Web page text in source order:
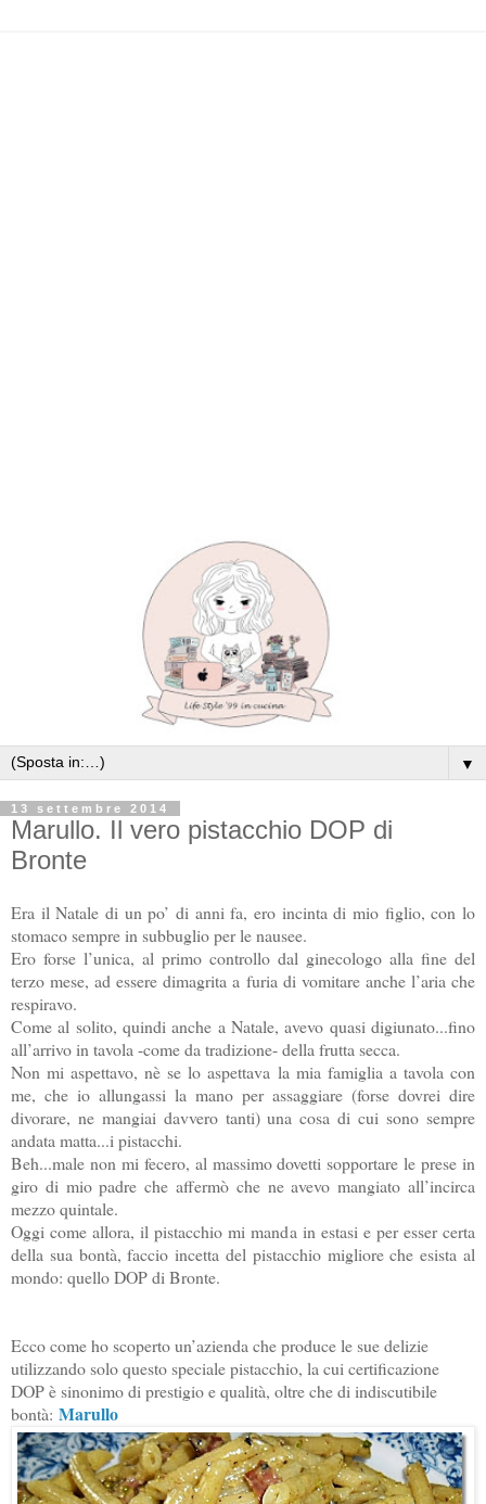
▼
13 settembre 2014
Marullo. Il vero pistacchio DOP di
Bronte
Era il Natale di un po’ di anni fa, ero incinta di mio figlio, con lo
stomaco sempre in subbuglio per le nausee.
Ero forse l’unica, al primo controllo dal ginecologo alla fine del
terzo mese, ad essere dimagrita a furia di vomitare anche l’aria che
respiravo.
Come al solito, quindi anche a Natale, avevo quasi digiunato...fino
all’arrivo in tavola -come da tradizione- della frutta secca.
Non mi aspettavo, nè se lo aspettava la mia famiglia a tavola con
me, che io allungassi la mano per assaggiare (forse dovrei dire
divorare, ne mangiai davvero tanti) una cosa di cui sono sempre
andata matta...i pistacchi.
Beh...male non mi fecero, al massimo dovetti sopportare le prese in
giro di mio padre che affermò che ne avevo mangiato all’incirca
mezzo quintale.
Oggi come allora, il pistacchio mi manda in estasi e per esser certa
della sua bontà, faccio incetta del pistacchio migliore che esista al
mondo: quello DOP di Bronte.
Ecco come ho scoperto un’azienda che produce le sue delizie
utilizzando solo questo speciale pistacchio, la cui certificazione
DOP è sinonimo di prestigio e qualità, oltre che di indiscutibile
bontà: Marullo